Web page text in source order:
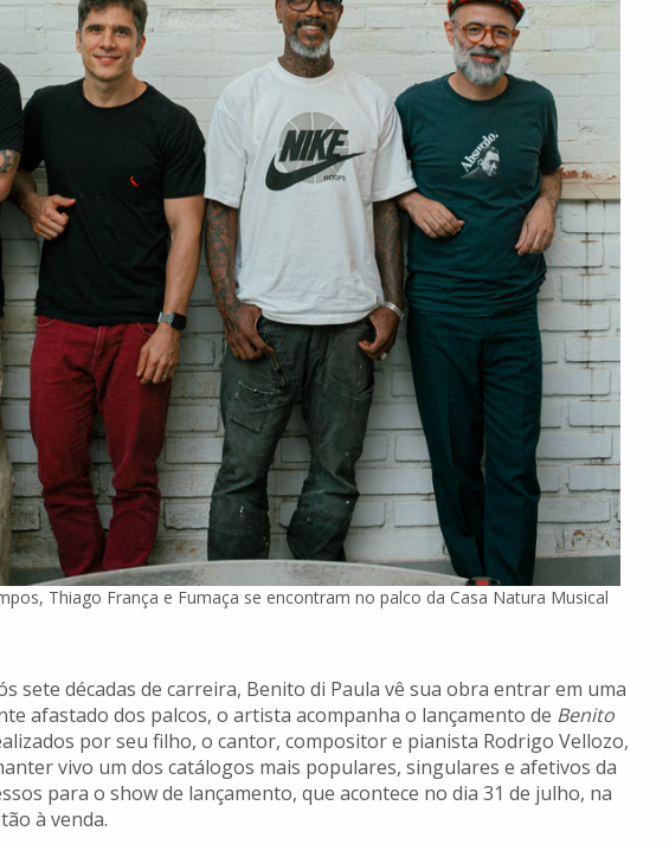
Thiago França e Fumaça se encontram no palco da Casa Natura Musical
sete décadas de carreira, Benito di Paula vê sua obra entrar em uma
afastado dos palcos, o artista acompanha o lançamento de Benito
por seu filho, o cantor, compositor e pianista Rodrigo Vellozo,
vivo um dos catálogos mais populares, singulares e afetivos da
para o show de lançamento, que acontece no dia 31 de julho, na
à venda.